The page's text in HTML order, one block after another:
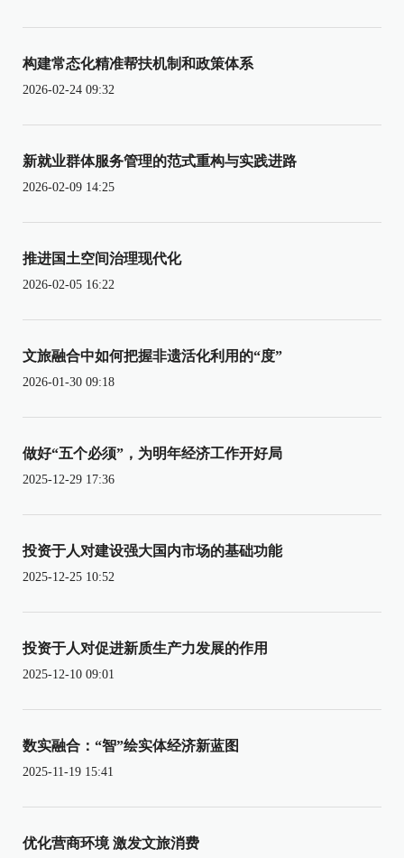
构建常态化精准帮扶机制和政策体系
2026-02-24 09:32
新就业群体服务管理的范式重构与实践进路
2026-02-09 14:25
推进国土空间治理现代化
2026-02-05 16:22
文旅融合中如何把握非遗活化利用的“度”
2026-01-30 09:18
做好“五个必须”，为明年经济工作开好局
2025-12-29 17:36
投资于人对建设强大国内市场的基础功能
2025-12-25 10:52
投资于人对促进新质生产力发展的作用
2025-12-10 09:01
数实融合：“智”绘实体经济新蓝图
2025-11-19 15:41
优化营商环境 激发文旅消费